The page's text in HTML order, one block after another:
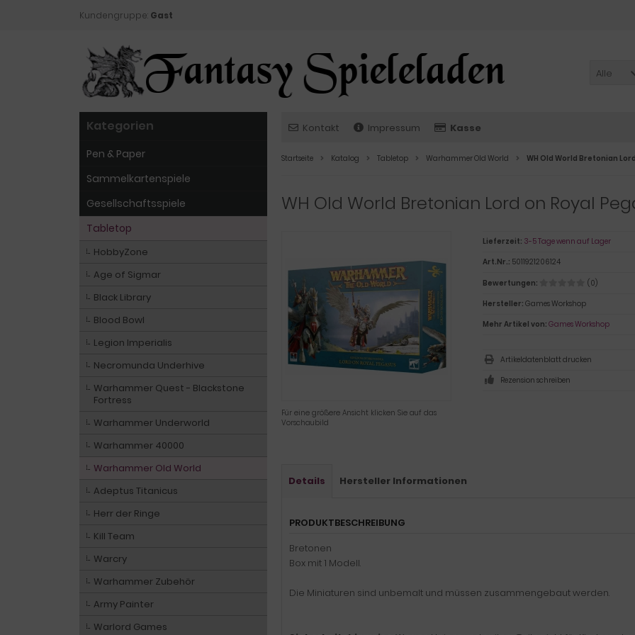
Kundengruppe: Gast
Alle
Kontakt Impressum Kasse
Startseite Katalog Tabletop Warhammer Old World WH Old World Bretonian
WH Old World Bretonian Lord on Royal
Für eine größere Ansicht klicken Sie auf das
Vorschaubild
Lieferzeit: 3-5 Tage wenn auf Lager
Art.Nr.: 5011921206124
Bewertungen:
(0)
Hersteller: Games Workshop
Mehr Artikel von: Games Workshop
Artikeldatenblatt drucken
Rezension schreiben
Details Hersteller Informationen
PRODUKTBESCHREIBUNG
Bretonen
Box mit 1 Modell.
Die Miniaturen sind unbemalt und müssen zusammengebaut werden.
Kategorien
Pen & Paper
Sammelkartenspiele
Gesellschaftsspiele
Tabletop
HobbyZone
Age of Sigmar
Black Library
Blood Bowl
Legion Imperialis
Necromunda Underhive
Warhammer Quest - Blackstone
Fortress
Warhammer Underworld
Warhammer 40000
Warhammer Old World
Adeptus Titanicus
Herr der Ringe
Kill Team
Warcry
Warhammer Zubehör
Army Painter
Warlord Games